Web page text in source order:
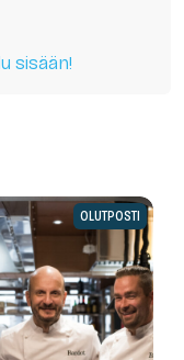
sisään!
OLUTPOSTI